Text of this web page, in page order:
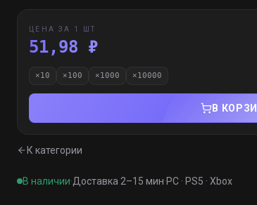
ЦЕНА ЗА 1 ШТ
51,98 ₽
×10 ×100 ×1000 ×10000
В
К категории
В наличии·Доставка 2–15 мин·PC · PS5 · Xbox